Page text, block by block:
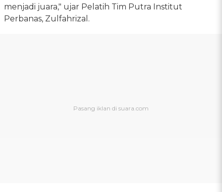
menjadi juara," ujar Pelatih Tim Putra Institut
Perbanas, Zulfahrizal.